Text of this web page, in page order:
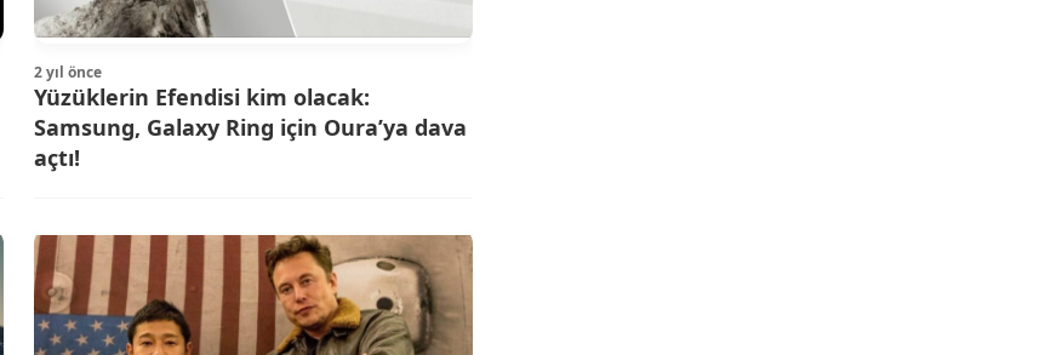
2 yıl önce
Yüzüklerin Efendisi kim olacak:
Samsung, Galaxy Ring için Oura’ya dava
açtı!